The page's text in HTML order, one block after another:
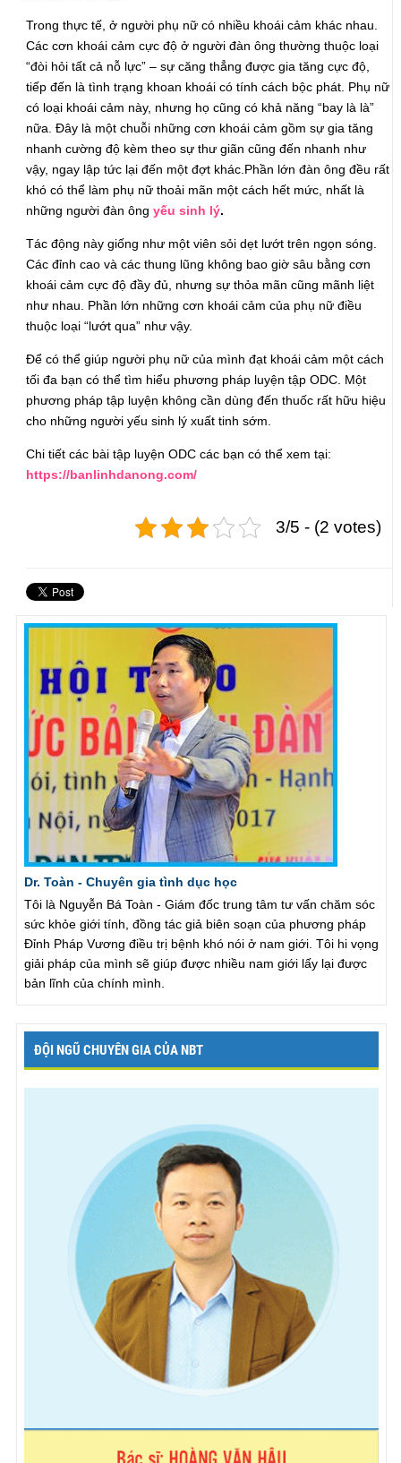
Trong thực tế, ở người phụ nữ có nhiều khoái cảm khác nhau.
Các cơn khoái cảm cực độ ở người đàn ông thường thuộc loại
“đòi hỏi tất cả nỗ lực” – sự căng thẳng được gia tăng cực độ,
tiếp đến là tình trạng khoan khoái có tính cách bộc phát. Phụ nữ
có loại khoái cảm này, nhưng họ cũng có khả năng “bay là là”
nữa. Đây là một chuỗi những cơn khoái cảm gồm sự gia tăng
nhanh cường độ kèm theo sự thư giãn cũng đến nhanh như
vậy, ngay lập tức lại đến một đợt khác.Phần lớn đàn ông đều rất
khó có thể làm phụ nữ thoải mãn một cách hết mức, nhất là
những người đàn ôngyếu sinh lý.
Tác động này giống như một viên sỏi dẹt lướt trên ngọn sóng.
Các đỉnh cao và các thung lũng không bao giờ sâu bằng cơn
khoái cảm cực độ đầy đủ, nhưng sự thỏa mãn cũng mãnh liệt
như nhau. Phần lớn những cơn khoái cảm của phụ nữ điều
thuộc loại “lướt qua” như vậy.
Để có thể giúp người phụ nữ của mình đạt khoái cảm một cách
tối đa bạn có thể tìm hiểu phương pháp luyện tập ODC. Một
phương pháp tập luyện không cần dùng đến thuốc rất hữu hiệu
cho những người yếu sinh lý xuất tinh sớm.
Chi tiết các bài tập luyện ODC các bạn có thể xem tại:
https://banlinhdanong.com/
3/5 - (2 votes)
Dr. Toàn - Chuyên gia tình dục học
Tôi là Nguyễn Bá Toàn - Giám đốc trung tâm tư vấn chăm sóc
sức khỏe giới tính, đồng tác giả biên soạn của phương pháp
Đỉnh Pháp Vương điều trị bệnh khó nói ở nam giới. Tôi hi vọng
giải pháp của mình sẽ giúp được nhiều nam giới lấy lại được
bản lĩnh của chính mình.
ĐỘI NGŨ CHUYÊN GIA CỦA NBT